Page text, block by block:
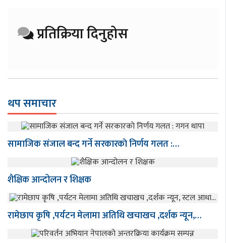
प्रतिक्रिया दिनुहोस
थप समाचार
सामाजिक संजाल बन्द गर्ने सरकारकाे निर्णय गलत :…
शैक्षिक आन्दोलन र शिक्षक
रामेछाप कृषि ,पर्यटन मेलामा अतिथि खचाखच ,दर्शक न्यून,…